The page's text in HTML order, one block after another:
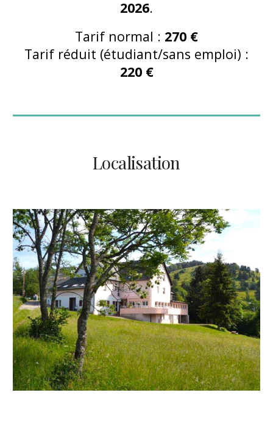
2026.
Tarif normal : 270 €
Tarif réduit (étudiant/sans emploi) :
220 €
Localisation